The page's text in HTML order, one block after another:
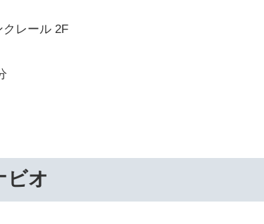
レール 2F
ビオ